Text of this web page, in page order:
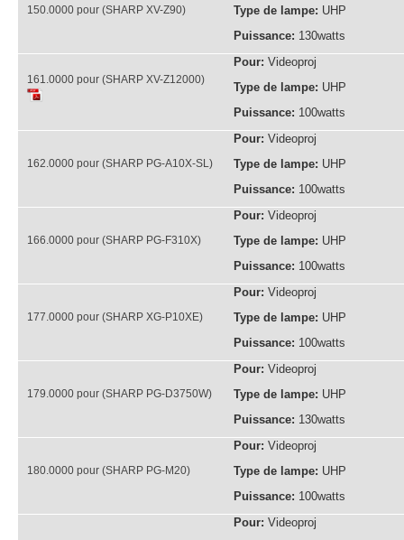
150.0000 pour (SHARP XV-Z90)
Type de lampe: UHP
Puissance: 130watts
161.0000 pour (SHARP XV-Z12000)
Pour: Videoproj
Type de lampe: UHP
Puissance: 100watts
162.0000 pour (SHARP PG-A10X-SL)
Pour: Videoproj
Type de lampe: UHP
Puissance: 100watts
166.0000 pour (SHARP PG-F310X)
Pour: Videoproj
Type de lampe: UHP
Puissance: 100watts
177.0000 pour (SHARP XG-P10XE)
Pour: Videoproj
Type de lampe: UHP
Puissance: 100watts
179.0000 pour (SHARP PG-D3750W)
Pour: Videoproj
Type de lampe: UHP
Puissance: 130watts
180.0000 pour (SHARP PG-M20)
Pour: Videoproj
Type de lampe: UHP
Puissance: 100watts
Pour: Videoproj